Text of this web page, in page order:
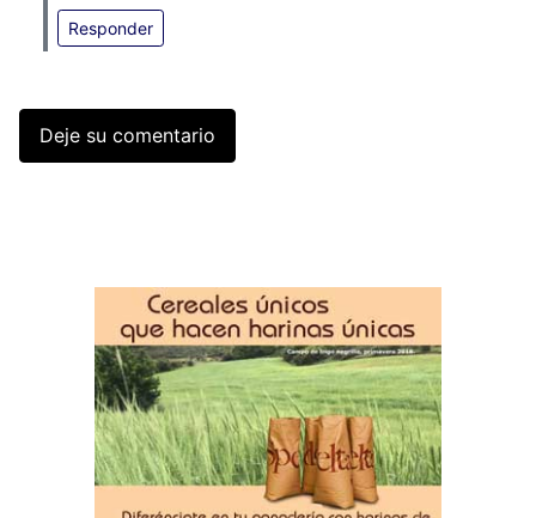
Responder
Deje su comentario